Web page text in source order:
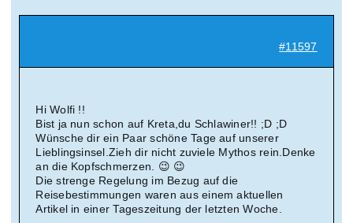
#11597
Hi Wolfi !!
Bist ja nun schon auf Kreta,du Schlawiner!! ;D ;D
Wünsche dir ein Paar schöne Tage auf unserer
Lieblingsinsel.Zieh dir nicht zuviele Mythos rein.Denke
an die Kopfschmerzen. 😉 😉
Die strenge Regelung im Bezug auf die
Reisebestimmungen waren aus einem aktuellen
Artikel in einer Tageszeitung der letzten Woche.